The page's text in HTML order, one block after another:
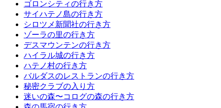
ゴロンシティの行き方
サイハテノ島の行き方
シロツメ新聞社の行き方
ゾーラの里の行き方
デスマウンテンの行き方
ハイラル城の行き方
ハテノ村の行き方
バルダスのレストランの行き方
秘密クラブの入り方
迷いの森〜コログの森の行き方